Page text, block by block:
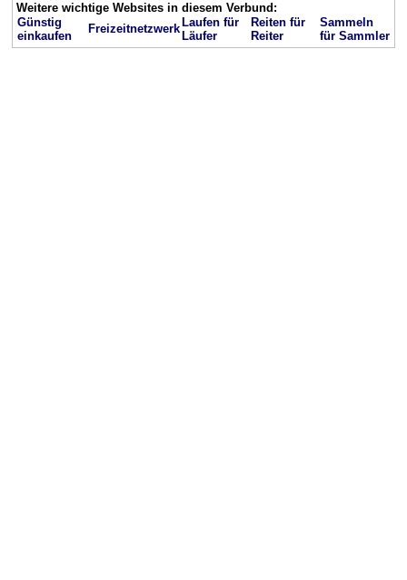
Weitere wichtige Websites in diesem Verbund:
Günstig
einkaufen
Freizeitnetzwerk Laufen für
Läufer
Reiten für
Reiter
Sammeln
für Sammler